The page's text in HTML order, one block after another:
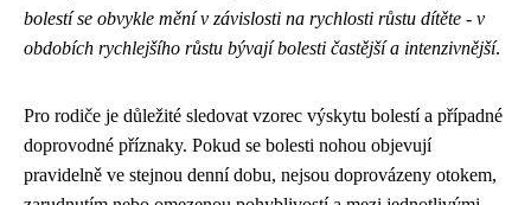
bolestí se obvykle mění v závislosti na rychlosti růstu dítěte - v
obdobích rychlejšího růstu bývají bolesti častější a intenzivnější.
Pro rodiče je důležité sledovat vzorec výskytu bolestí a případné
doprovodné příznaky. Pokud se bolesti nohou objevují
pravidelně ve stejnou denní dobu, nejsou doprovázeny otokem,